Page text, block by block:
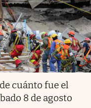
cuánto fue el
8 de agosto